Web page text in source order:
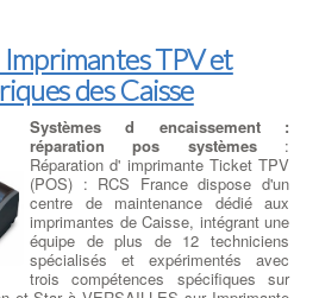
TPV et
des Caisse
Systèmes d encaissement :
réparation pos systèmes:
Réparation d' imprimante Ticket TPV
(POS) : RCS France dispose d'un
centre de maintenance dédié aux
imprimantes de Caisse, intégrant une
équipe de plus de 12 techniciens
spécialisés et expérimentés avec
trois compétences spécifiques sur